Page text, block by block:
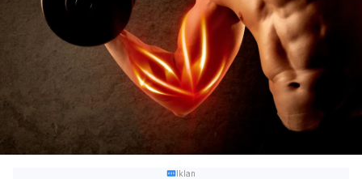
Iklan